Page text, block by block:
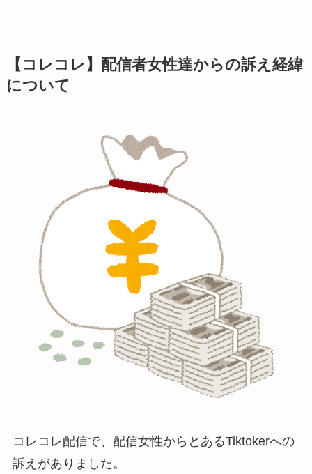
【コレコレ】配信者女性達からの訴え経緯
について
コレコレ配信で、配信女性からとあるTiktokerへの
訴えがありました。